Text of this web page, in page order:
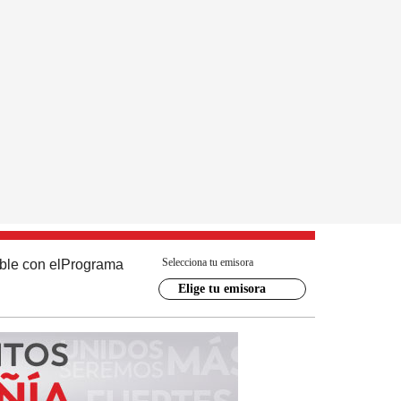
con el Programa Selecciona tu emisora
Elige tu emisora